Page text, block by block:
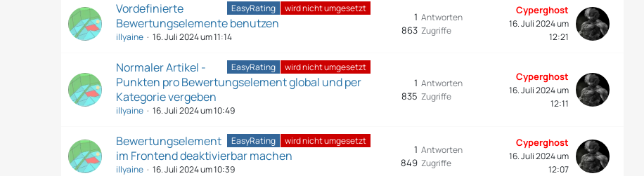
EasyRating wird nicht umgesetzt
Vordefinierte
Bewertungselemente benutzen
illyaine 16. Juli 2024 um 11:14
Antworten
1
Zugriffe
863
Cyperghost
16. Juli 2024 um
12:21
EasyRating wird nicht umgesetzt
Normaler Artikel -
Punkten pro Bewertungselement global und per
Kategorie vergeben
illyaine 16. Juli 2024 um 10:49
Antworten
1
Zugriffe
835
Cyperghost
16. Juli 2024 um
12:11
EasyRating wird nicht umgesetzt
Bewertungselement
im Frontend deaktivierbar machen
illyaine 16. Juli 2024 um 10:39
Antworten
1
Zugriffe
849
Cyperghost
16. Juli 2024 um
12:07